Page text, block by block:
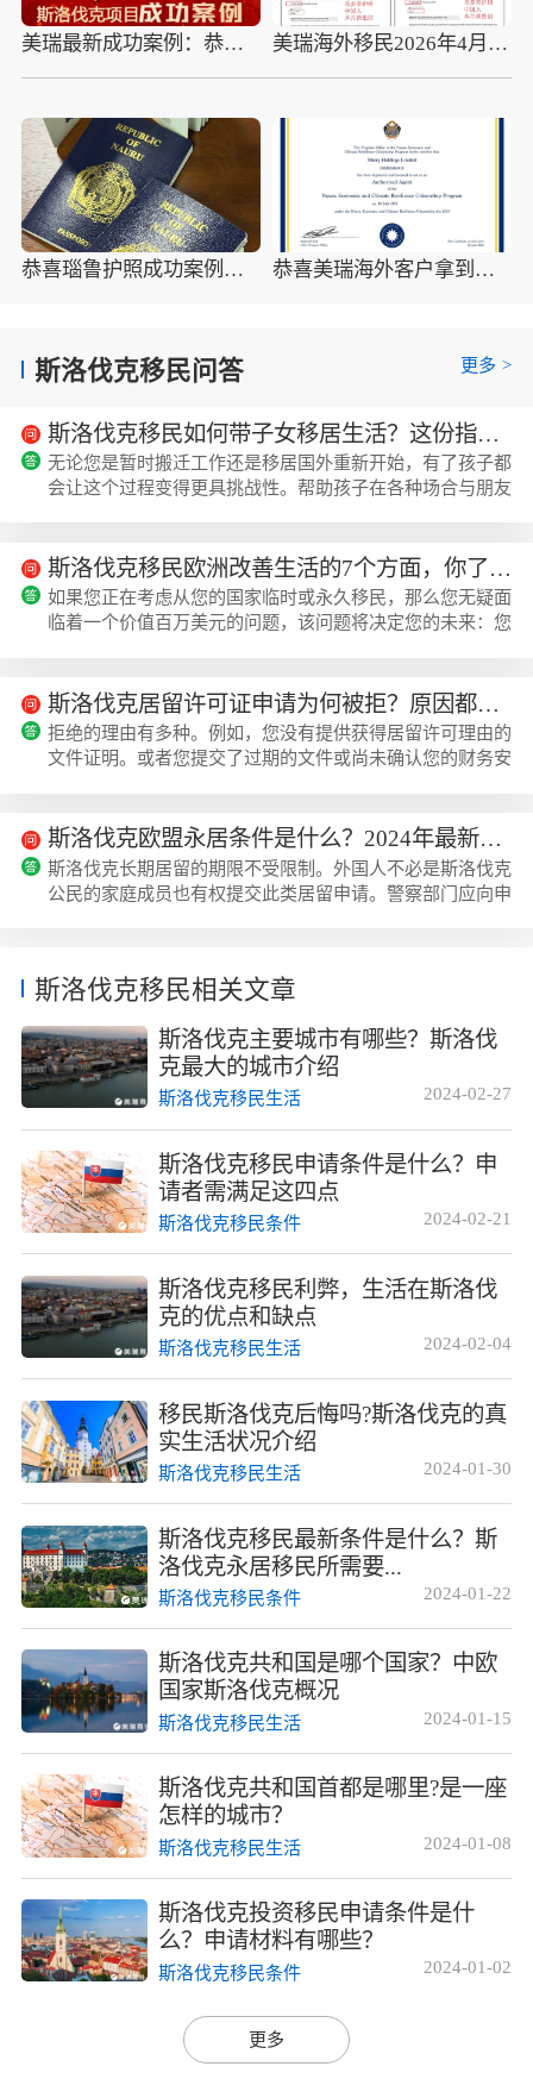
美瑞最新成功案例：恭喜L先生拿到斯洛伐克永居卡 美瑞海外移民2026年4月10组圣多美护照成功案例分享
恭喜瑙鲁护照成功案例，最新瑙鲁护照批准获批信 恭喜美瑞海外客户拿到瑙鲁护照最新获批信(2026年4月16日)
斯洛伐克移民问答 更多 >
斯洛伐克移民如何带子女移居生活？这份指南值得收藏！
无论您是暂时搬迁工作还是移居国外重新开始，有了孩子都
会让这个过程变得更具挑战性。帮助孩子在各种场合与朋友
斯洛伐克移民欧洲改善生活的7个方面，你了解几个？
如果您正在考虑从您的国家临时或永久移民，那么您无疑面
临着一个价值百万美元的问题，该问题将决定您的未来：您
斯洛伐克居留许可证申请为何被拒？原因都有哪些？
拒绝的理由有多种。例如，您没有提供获得居留许可理由的
文件证明。或者您提交了过期的文件或尚未确认您的财务安
有哪些？我们总是告诉客户要注意什么，并在提交文件之前
彻底检查文件。但即使被拒绝，也有上诉的可能性。在我们
的实践中，从来没有出现过客户被拒绝居留许可的案例，我
们无法反驳。我们所有的客户都会获得居...
斯洛伐克欧盟永居条件是什么？2024年最新投资指南！
斯洛伐克长期居留的期限不受限制。外国人不必是斯洛伐克
公民的家庭成员也有权提交此类居留申请。警察部门应向申
斯洛伐克移民相关文章
斯洛伐克主要城市有哪些？斯洛伐
克最大的城市介绍
2024-02-27
斯洛伐克移民生活
斯洛伐克移民申请条件是什么？申
请者需满足这四点
2024-02-21
斯洛伐克移民条件
斯洛伐克移民利弊，生活在斯洛伐
克的优点和缺点
2024-02-04
斯洛伐克移民生活
移民斯洛伐克后悔吗?斯洛伐克的真
实生活状况介绍
2024-01-30
斯洛伐克移民生活
斯洛伐克移民最新条件是什么？斯
洛伐克永居移民所需要...
2024-01-22
斯洛伐克移民条件
斯洛伐克共和国是哪个国家？中欧
国家斯洛伐克概况
2024-01-15
斯洛伐克移民生活
斯洛伐克共和国首都是哪里?是一座
怎样的城市？
2024-01-08
斯洛伐克移民生活
斯洛伐克投资移民申请条件是什
么？申请材料有哪些？
2024-01-02
斯洛伐克移民条件
更多